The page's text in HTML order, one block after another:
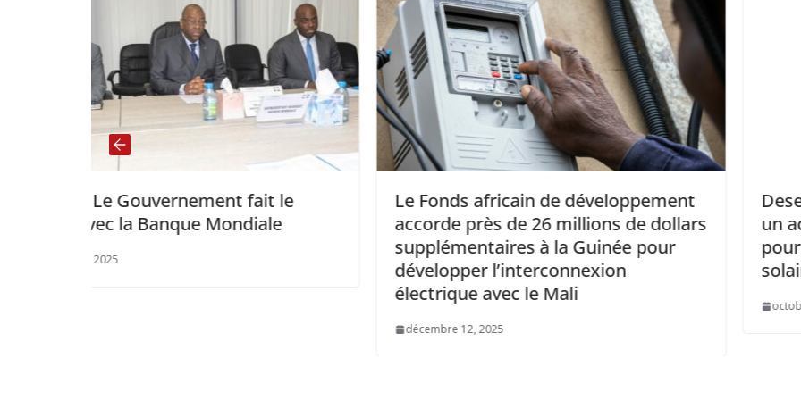
Le Fonds africain de développement
accorde près de 26 millions de dollars
supplémentaires à la Guinée pour
Desert to Power: La Mauritanie signe
un accord de 300 millions de dollars
pour un projet de centrale hybride
solaire-éolienne